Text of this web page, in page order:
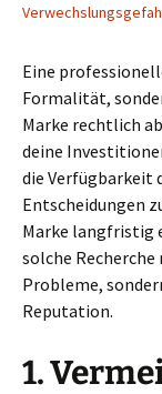
Eine
Formalität,
Marke rechtlich
deine
die Verfügbarkeit
Entscheidungen
Marke langfristig
solche
Probleme,
Reputation.
1.